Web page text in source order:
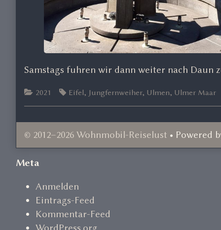
Samstags fuhren wir dann weiter nach Daun
Categories
2021 Tags
Eifel, Jungfernweiher, Ulmen, Ulmer Maar
© 2012–2026 Wohnmobil-Reiselust • Powered
Document
Footer
Meta
Anmelden
Eintrags-Feed
Kommentar-Feed
WordPress.org